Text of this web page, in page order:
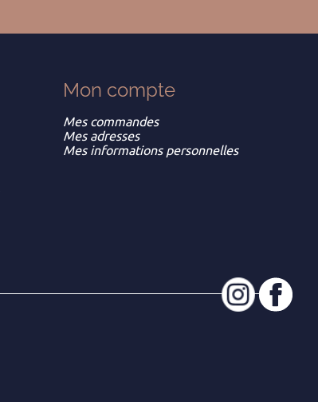
Mon compte
Mes commandes
Mes adresses
Mes informations personnelles